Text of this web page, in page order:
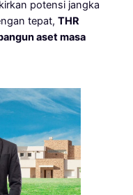
potensi jangka
tepat, THR
aset masa